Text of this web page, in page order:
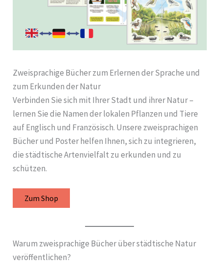
Zweisprachige Bücher zum Erlernen der Sprache und
zum Erkunden der Natur
Verbinden Sie sich mit Ihrer Stadt und ihrer Natur –
lernen Sie die Namen der lokalen Pflanzen und Tiere
auf Englisch und Französisch. Unsere zweisprachigen
Bücher und Poster helfen Ihnen, sich zu integrieren,
die städtische Artenvielfalt zu erkunden und zu
schützen.
Zum Shop
Warum zweisprachige Bücher über städtische Natur
veröffentlichen?